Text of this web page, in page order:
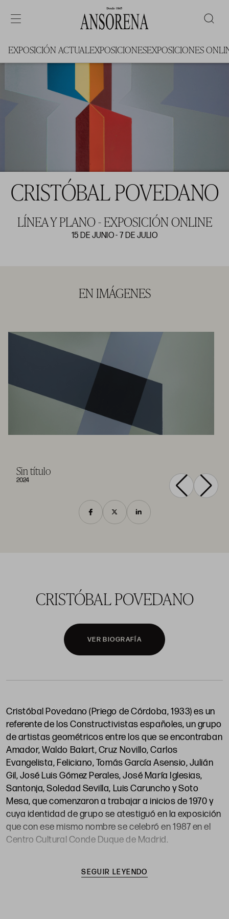
EXPOSICIÓN ACTUALEXPOSICIONESEXPOSICIONES
CRISTÓBAL POVEDANO
LÍNEA Y PLANO - EXPOSICIÓN ONLINE
15 DE JUNIO - 7 DE JULIO
EN IMÁGENES
Sin título
2024
CRISTÓBAL POVEDANO
VER BIOGRAFÍA
Cristóbal Povedano (Priego de Córdoba, 1933) es un
referente de los Constructivistas españoles, un grupo
de artistas geométricos entre los que se encontraban
Amador, Waldo Balart, Cruz Novillo, Carlos
Evangelista, Feliciano, Tomás García Asensio, Julián
Gil, José Luis Gómez Perales, José María Iglesias,
Santonja, Soledad Sevilla, Luis Caruncho y Soto
Mesa, que comenzaron a trabajar a inicios de 1970 y
cuya identidad de grupo se atestiguó en la exposición
que con ese mismo nombre se celebró en 1987 en el
Centro Cultural Conde Duque de Madrid.
su obra predomina un claro sentido de la geometría,
SEGUIR LEYENDO